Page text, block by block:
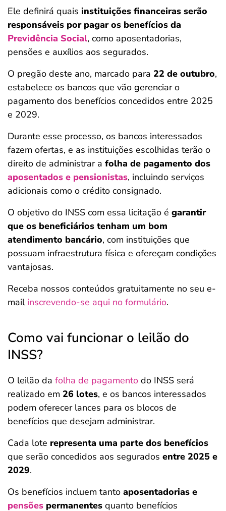
Ele definirá quais instituições financeiras serão
responsáveis por pagar os benefícios da
Previdência Social, como aposentadorias,
pensões e auxílios aos segurados.
O pregão deste ano, marcado para 22 de outubro,
estabelece os bancos que vão gerenciar o
pagamento dos benefícios concedidos entre 2025
e 2029.
Durante esse processo, os bancos interessados
fazem ofertas, e as instituições escolhidas terão o
direito de administrar a folha de pagamento dos
aposentados e pensionistas, incluindo serviços
adicionais como o crédito consignado.
O objetivo do INSS com essa licitação é garantir
que os beneficiários tenham um bom
atendimento bancário, com instituições que
possuam infraestrutura física e ofereçam condições
vantajosas.
Receba nossos conteúdos gratuitamente no seu e-
mail inscrevendo-se aqui no formulário.
Como vai funcionar o leilão do
INSS?
O leilão da folha de pagamento do INSS será
realizado em 26 lotes, e os bancos interessados
podem oferecer lances para os blocos de
benefícios que desejam administrar.
Cada lote representa uma parte dos benefícios
que serão concedidos aos segurados entre 2025 e
2029.
Os benefícios incluem tanto aposentadorias e
pensões permanentes quanto benefícios